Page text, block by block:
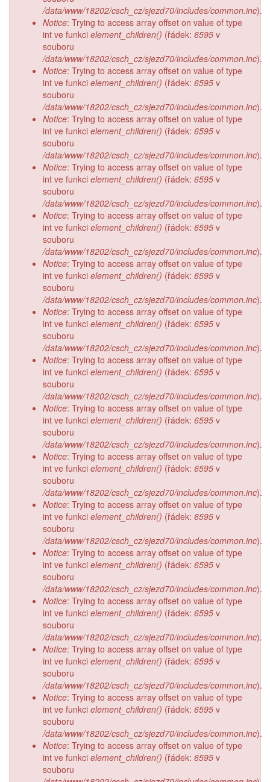
/data/www/18202/csch_cz/sjezd70/includes/common.inc).
Notice: Trying to access array offset on value of type
int ve funkci element_children() (řádek: 6595 v
souboru
/data/www/18202/csch_cz/sjezd70/includes/common.inc).
Notice: Trying to access array offset on value of type
int ve funkci element_children() (řádek: 6595 v
souboru
/data/www/18202/csch_cz/sjezd70/includes/common.inc).
Notice: Trying to access array offset on value of type
int ve funkci element_children() (řádek: 6595 v
souboru
/data/www/18202/csch_cz/sjezd70/includes/common.inc).
Notice: Trying to access array offset on value of type
int ve funkci element_children() (řádek: 6595 v
souboru
/data/www/18202/csch_cz/sjezd70/includes/common.inc).
Notice: Trying to access array offset on value of type
int ve funkci element_children() (řádek: 6595 v
souboru
/data/www/18202/csch_cz/sjezd70/includes/common.inc).
Notice: Trying to access array offset on value of type
int ve funkci element_children() (řádek: 6595 v
souboru
/data/www/18202/csch_cz/sjezd70/includes/common.inc).
Notice: Trying to access array offset on value of type
int ve funkci element_children() (řádek: 6595 v
souboru
/data/www/18202/csch_cz/sjezd70/includes/common.inc).
Notice: Trying to access array offset on value of type
int ve funkci element_children() (řádek: 6595 v
souboru
/data/www/18202/csch_cz/sjezd70/includes/common.inc).
Notice: Trying to access array offset on value of type
int ve funkci element_children() (řádek: 6595 v
souboru
/data/www/18202/csch_cz/sjezd70/includes/common.inc).
Notice: Trying to access array offset on value of type
int ve funkci element_children() (řádek: 6595 v
souboru
/data/www/18202/csch_cz/sjezd70/includes/common.inc).
Notice: Trying to access array offset on value of type
int ve funkci element_children() (řádek: 6595 v
souboru
/data/www/18202/csch_cz/sjezd70/includes/common.inc).
Notice: Trying to access array offset on value of type
int ve funkci element_children() (řádek: 6595 v
souboru
/data/www/18202/csch_cz/sjezd70/includes/common.inc).
Notice: Trying to access array offset on value of type
int ve funkci element_children() (řádek: 6595 v
souboru
/data/www/18202/csch_cz/sjezd70/includes/common.inc).
Notice: Trying to access array offset on value of type
int ve funkci element_children() (řádek: 6595 v
souboru
/data/www/18202/csch_cz/sjezd70/includes/common.inc).
Notice: Trying to access array offset on value of type
int ve funkci element_children() (řádek: 6595 v
souboru
/data/www/18202/csch_cz/sjezd70/includes/common.inc).
Notice: Trying to access array offset on value of type
int ve funkci element_children() (řádek: 6595 v
souboru